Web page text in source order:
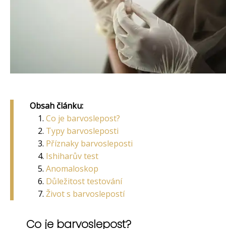
Obsah článku:
Co je barvoslepost?
Typy barvosleposti
Příznaky barvosleposti
Ishiharův test
Anomaloskop
Důležitost testování
Život s barvoslepostí
Co je barvoslepost?